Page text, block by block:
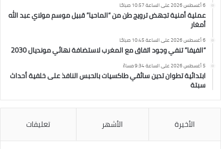
6 أغسطس 2026 على الساعة 10:57 صباحًا
عملية أمنية تجهض ترويج طن من “الماحيا” قبيل موسم مولاي عبد الله
أمغار
6 أغسطس 2026 على الساعة 10:45 صباحًا
“الفيفا” تنفي وجود اتفاق مع المغرب لاستضافة نهائي مونديال 2030
5 أغسطس 2026 على الساعة 9:34 مساءً
ابتدائية تطوان تدين سائقي طاكسيات بالحبس النافذ على خلفية أحداث
سبتة
الأخيرة الأشهر تعليقات